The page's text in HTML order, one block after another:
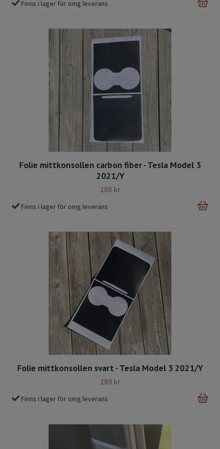
Finns i lager för omg leverans
Folie mittkonsollen carbon fiber - Tesla Model 3
2021/Y
189 kr
Finns i lager för omg leverans
Folie mittkonsollen svart - Tesla Model 3 2021/Y
189 kr
Finns i lager för omg leverans